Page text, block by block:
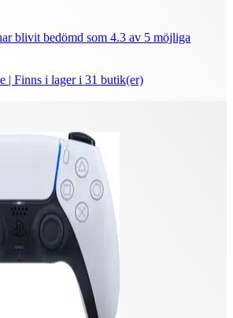
blivit bedömd som 4.3 av 5 möjliga
| Finns i lager i 31 butik(er)